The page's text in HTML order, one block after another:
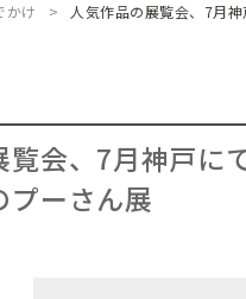
かけ 人気作品の展覧会、7月
覧会、7月神戸に
ーさん展